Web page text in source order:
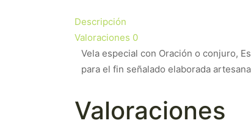
Descripción
Valoraciones 0
Vela especial con Oración o conjuro,
para el fin señalado elaborada
Valoraciones